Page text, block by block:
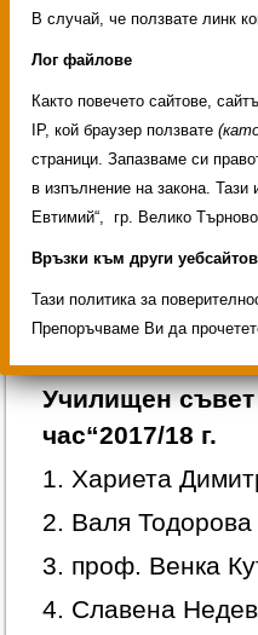
Административни
Свободни места за
ИНОВАЦИЯ 2026
учебната 2017/
Училищен съвет
час“2017/18 г.
1. Хариета
2. Валя Тодорова
3. проф. Венка
4. Славена
В случай, че ползвате линк
Лог файлове
Както повечето сайтове,
IP, кой браузер ползвате
страници. Запазваме си
в изпълнение на закона.
Евтимий“, гр. Велико
Връзки към други
Тази политика за
Препоръчваме Ви да